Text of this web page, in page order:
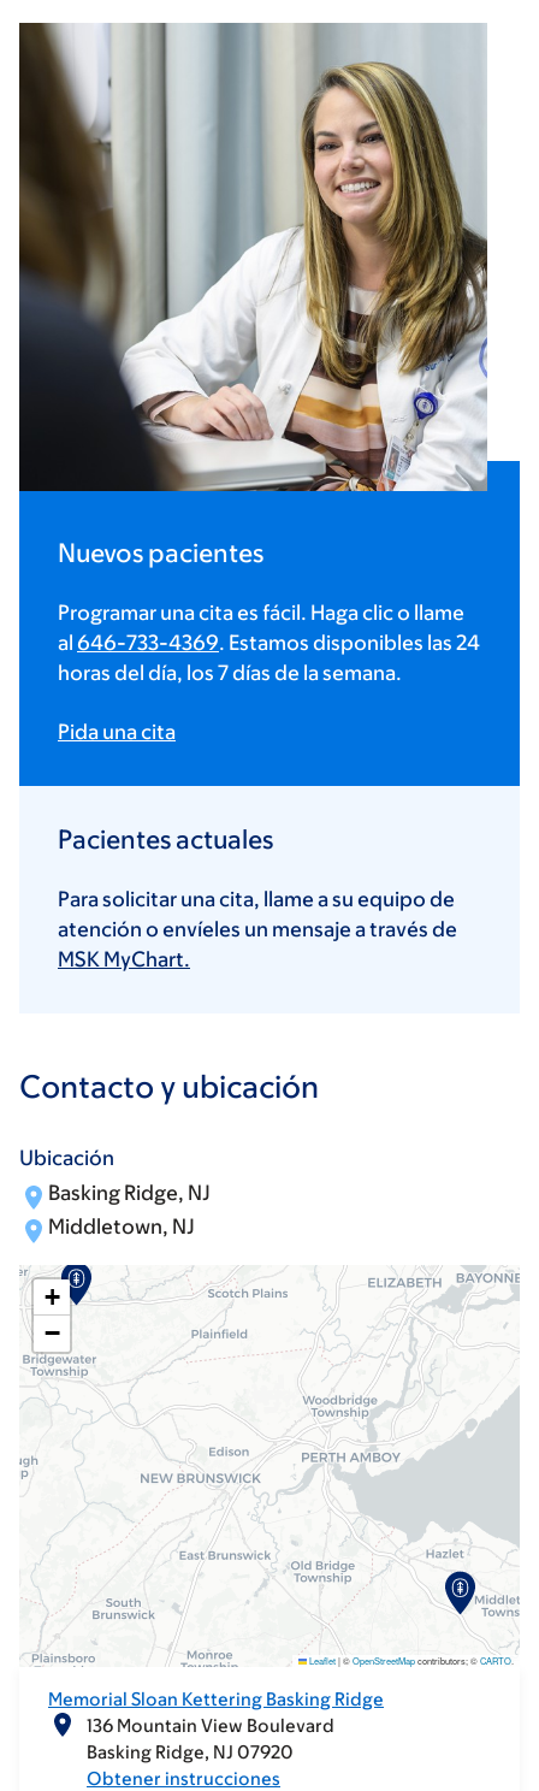
Nuevos pacientes
Programar una cita es fácil. Haga clic o llame
al 646-733-4369. Estamos disponibles las 24
horas del día, los 7 días de la semana.
Pida una cita
Pacientes actuales
Para solicitar una cita, llame a su equipo de
atención o envíeles un mensaje a través de
MSK MyChart.
Contacto y ubicación
Ubicación
Basking Ridge, NJ
Middletown, NJ
Memorial Sloan Kettering Basking Ridge
136 Mountain View Boulevard
Basking Ridge NJ 07920
Obtener instrucciones
+
−
Leaflet|©OpenStreetMapcontributors; ©CARTO.